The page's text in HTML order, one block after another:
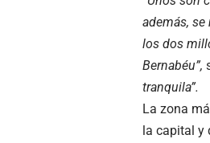
además,
los dos
Bernabéu”,
tranquila”.
La zona
la capital y